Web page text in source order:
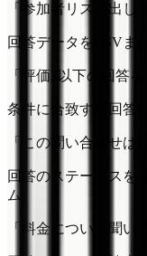
「参加者リスト出し
回答データをCSVま
「評価3以下の回答を
条件に合致する回答
「この問い合わせは
回答のステータスを
ム)
「料金について聞い